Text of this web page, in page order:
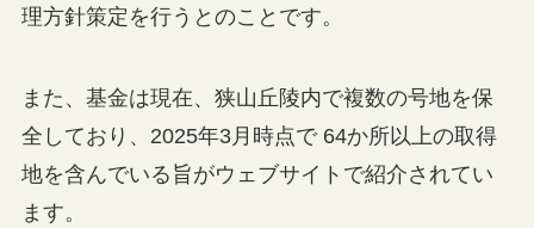
理方針策定を行うとのことです。
また、基金は現在、狭山丘陵内で複数の号地を保
全しており、2025年3月時点で 64か所以上の取得
地を含んでいる旨がウェブサイトで紹介されてい
ます。